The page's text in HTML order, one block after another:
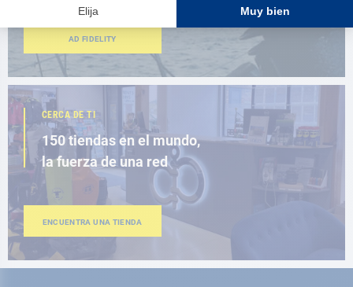
AD FIDELITY
CERCA DE TI
150 tiendas en el mundo,
la fuerza de una red
ENCUENTRA UNA TIENDA